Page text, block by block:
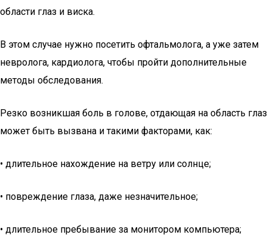
области глаз и виска.
В этом случае нужно посетить офтальмолога, а уже затем
невролога, кардиолога, чтобы пройти дополнительные
методы обследования.
Резко возникшая боль в голове, отдающая на область глаз
может быть вызвана и такими факторами, как:
• длительное нахождение на ветру или солнце;
• повреждение глаза, даже незначительное;
• длительное пребывание за монитором компьютера;